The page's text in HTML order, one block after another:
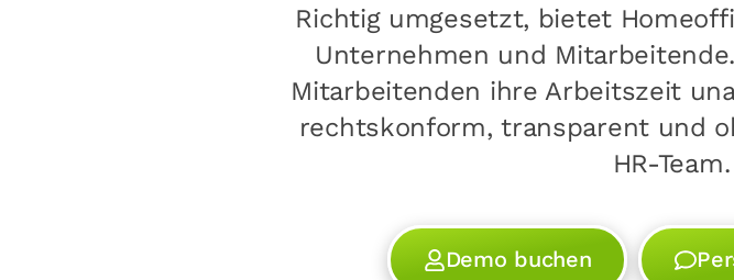
Richtig umgesetzt, bietet
Unternehmen und
Mitarbeitenden ihre Arbeitszeit
rechtskonform, transparent und
HR-Team.
Demo buchen